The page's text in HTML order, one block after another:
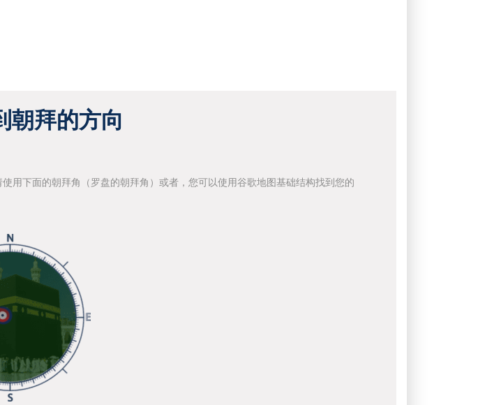
朝拜的方向
用下面的朝拜角（罗盘的朝拜角）或者，您可以使用谷歌地图基础结构找到您的